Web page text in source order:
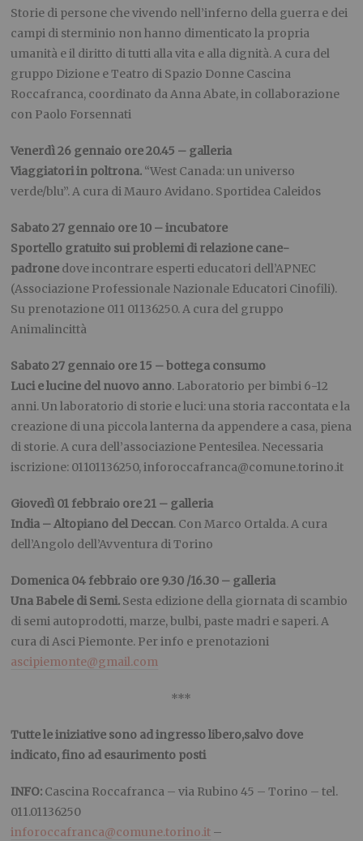
Storie di persone che vivendo nell’inferno della guerra e dei
campi di sterminio non hanno dimenticato la propria
umanità e il diritto di tutti alla vita e alla dignità. A cura del
gruppo Dizione e Teatro di Spazio Donne Cascina
Roccafranca, coordinato da Anna Abate, in collaborazione
con Paolo Forsennati
Venerdì 26 gennaio ore 20.45 – galleria
Viaggiatori in poltrona. “West Canada: un universo
verde/blu”. A cura di Mauro Avidano. Sportidea Caleidos
Sabato27 gennaio ore 10 – incubatore
Sportello gratuito sui problemi di relazione cane-
padrone dove incontrare esperti educatori dell’APNEC
(Associazione Professionale Nazionale Educatori Cinofili).
Su prenotazione 011 01136250. A cura del gruppo
Animalincittà
Sabato 27 gennaio ore 15 – bottega consumo
Luci e lucine del nuovo anno. Laboratorio per bimbi 6-12
anni. Un laboratorio di storie e luci: una storia raccontata e la
creazione di una piccola lanterna da appendere a casa, piena
di storie. A cura dell’associazione Pentesilea. Necessaria
iscrizione: 01101136250, inforoccafranca@comune.torino.it
Giovedì 01 febbraio ore 21 – galleria
India – Altopiano del Deccan. Con Marco Ortalda. A cura
dell’Angolo dell’Avventura di Torino
Domenica 04 febbraio ore 9.30 /16.30 – galleria
Una Babele di Semi. Sesta edizione della giornata di scambio
di semi autoprodotti, marze, bulbi, paste madri e saperi. A
cura di Asci Piemonte. Per info e prenotazioni
ascipiemonte@gmail.com
***
Tutte le iniziative sono ad ingresso libero,salvo dove
indicato, fino ad esaurimento posti
INFO: Cascina Roccafranca – via Rubino 45 – Torino – tel.
011.01136250
inforoccafranca@comune.torino.it –